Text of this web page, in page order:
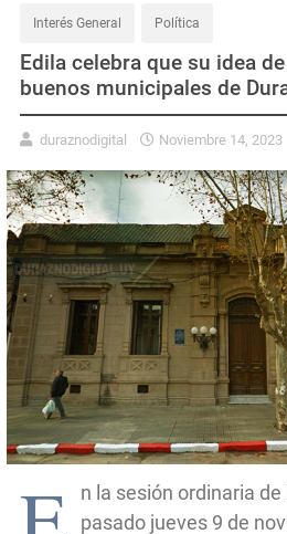
Interés General Política
Edila celebra que su idea
buenos municipales de
duraznodigital Noviembre 14, 2023
n la sesión ordinaria
pasado jueves 9 de